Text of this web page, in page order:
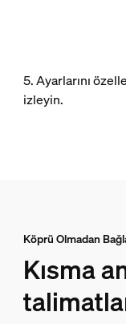
5. Ayarlarını
izleyin.
Köprü Olmadan
Kısma